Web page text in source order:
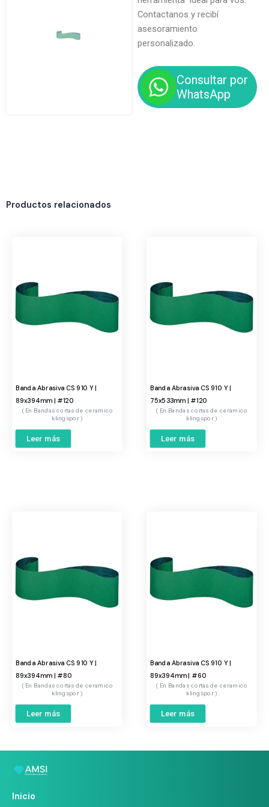
Contactanos y recibí
asesoramiento
personalizado.
Consultar por
WhatsApp
Productos relacionados
Banda Abrasiva CS 910 Y |
89x394mm | #120
Bandas cortas de ceramico
klingspor
Leer más
Banda Abrasiva CS 910 Y |
75x533mm | #120
Bandas cortas de ceramico
klingspor
Leer más
Banda Abrasiva CS 910 Y |
89x394mm | #80
Bandas cortas de ceramico
klingspor
Leer más
Banda Abrasiva CS 910 Y |
89x394mm | #60
Bandas cortas de ceramico
klingspor
Leer más
Inicio